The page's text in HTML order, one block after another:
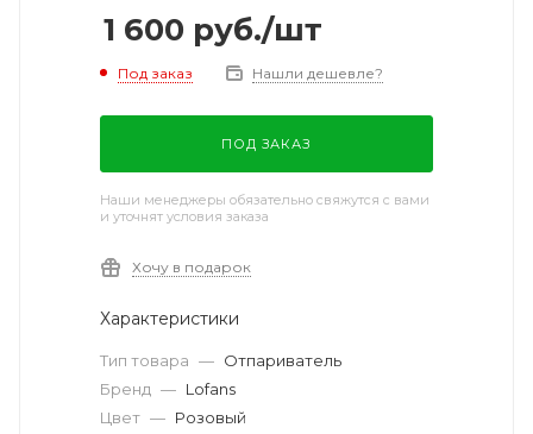
1 600 руб./шт
Под заказ Нашли дешевле?
ПОД ЗАКАЗ
Наши менеджеры обязательно свяжутся с вами
и уточнят условия заказа
Хочу в подарок
Характеристики
Тип товара — Отпариватель
Бренд — Lofans
Цвет — Розовый